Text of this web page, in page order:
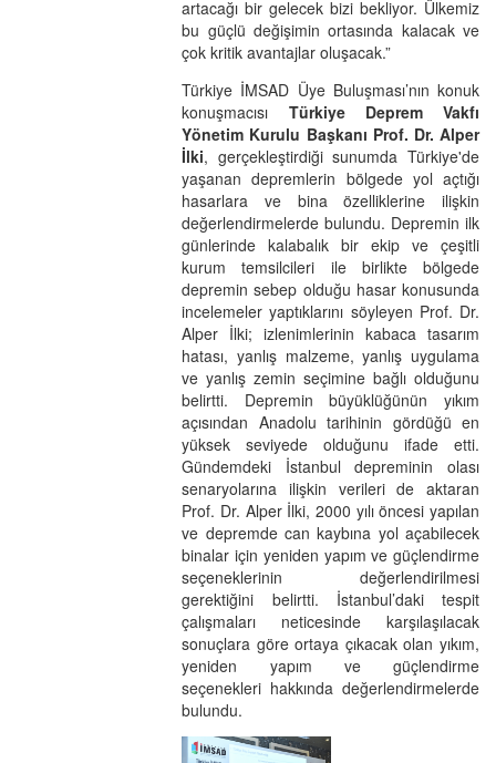
artacağı bir gelecek bizi bekliyor. Ülkemiz
bu güçlü değişimin ortasında kalacak ve
çok kritik avantajlar oluşacak.”
Türkiye İMSAD Üye Buluşması’nın konuk
konuşmacısı Türkiye Deprem Vakfı
Yönetim Kurulu Başkanı Prof. Dr. Alper
İlki, gerçekleştirdiği sunumda Türkiye'de
yaşanan depremlerin bölgede yol açtığı
hasarlara ve bina özelliklerine ilişkin
değerlendirmelerde bulundu. Depremin ilk
günlerinde kalabalık bir ekip ve çeşitli
kurum temsilcileri ile birlikte bölgede
depremin sebep olduğu hasar konusunda
incelemeler yaptıklarını söyleyen Prof. Dr.
Alper İlki; izlenimlerinin kabaca tasarım
hatası, yanlış malzeme, yanlış uygulama
ve yanlış zemin seçimine bağlı olduğunu
belirtti. Depremin büyüklüğünün yıkım
açısından Anadolu tarihinin gördüğü en
yüksek seviyede olduğunu ifade etti.
Gündemdeki İstanbul depreminin olası
senaryolarına ilişkin verileri de aktaran
Prof. Dr. Alper İlki, 2000 yılı öncesi yapılan
ve depremde can kaybına yol açabilecek
binalar için yeniden yapım ve güçlendirme
seçeneklerinin değerlendirilmesi
gerektiğini belirtti. İstanbul’daki tespit
çalışmaları neticesinde karşılaşılacak
sonuçlara göre ortaya çıkacak olan yıkım,
yeniden yapım ve güçlendirme
seçenekleri hakkında değerlendirmelerde
bulundu.